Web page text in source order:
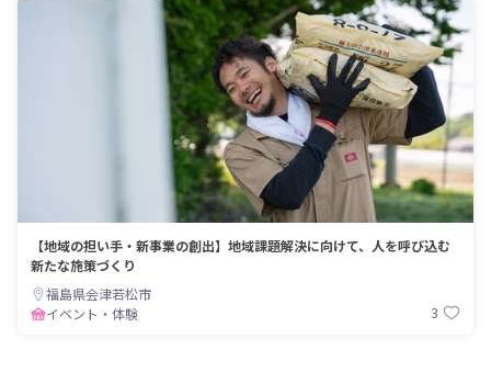
【地域の担い手・新事業の創出】地域課題解決に向けて、人を呼び込む
新たな施策づくり
福島県会津若松市
イベント・体験
3